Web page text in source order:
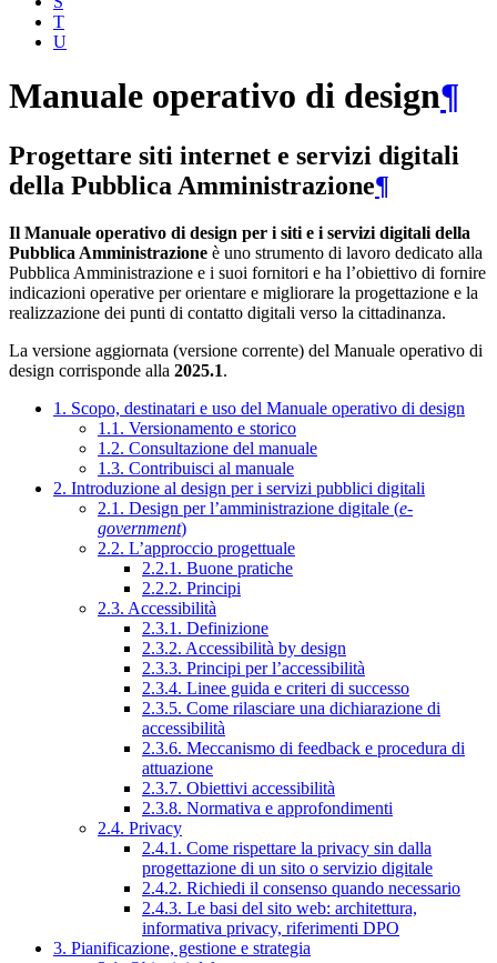
T
U
Manuale operativo di design¶
Progettare siti internet e servizi digitali
della Pubblica Amministrazione¶
Il Manuale operativo di design per i siti e i servizi digitali della
Pubblica Amministrazione è uno strumento di lavoro dedicato alla
Pubblica Amministrazione e i suoi fornitori e ha l’obiettivo di fornire
indicazioni operative per orientare e migliorare la progettazione e la
realizzazione dei punti di contatto digitali verso la cittadinanza.
La versione aggiornata (versione corrente) del Manuale operativo di
design corrisponde alla 2025.1.
1. Scopo, destinatari e uso del Manuale operativo di design
1.1. Versionamento e storico
1.2. Consultazione del manuale
1.3. Contribuisci al manuale
2. Introduzione al design per i servizi pubblici digitali
2.1. Design per l’amministrazione digitale (e-
government)
2.2. L’approccio progettuale
2.2.1. Buone pratiche
2.2.2. Principi
2.3. Accessibilità
2.3.1. Definizione
2.3.2. Accessibilità by design
2.3.3. Principi per l’accessibilità
2.3.4. Linee guida e criteri di successo
2.3.5. Come rilasciare una dichiarazione di
accessibilità
2.3.6. Meccanismo di feedback e procedura di
attuazione
2.3.7. Obiettivi accessibilità
2.3.8. Normativa e approfondimenti
2.4. Privacy
2.4.1. Come rispettare la privacy sin dalla
progettazione di un sito o servizio digitale
2.4.2. Richiedi il consenso quando necessario
2.4.3. Le basi del sito web: architettura,
informativa privacy, riferimenti DPO
3. Pianificazione, gestione e strategia